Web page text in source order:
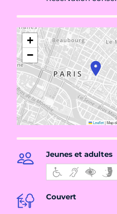
+
−
Leaflet|Map
Jeunes et adultes
Couvert